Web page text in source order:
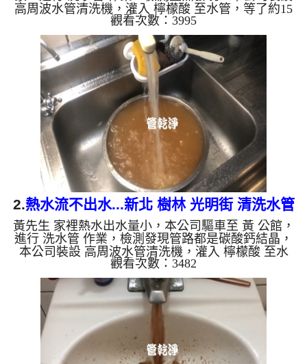
高周波水管清洗機，灌入 檸檬酸 至水管，等了約15
分，開啟 水管清洗機 ，啟動 螺旋波 模式，一洗就出
泡沫奶茶，二個多小時後，出水乾淨出水量恢復了。
如是自來水，如水管老化，會產生鐵鏽跟泥沙堆積，
洗出來的水就會是咖啡色，地下水含有氧化錳，管壁
上會結成黑色管垢，洗出來的水會跟石油一樣黑，有
些洗出綠色的水，是因為裡面有銅的物質，生鏽產生
銅綠，如是藍色的水，是因為水龍頭合金的養化造
成，有些水管洗出像...
觀看次數：3995
2.熱水流不出水...新北 樹林 光明街 清洗水管
黃先生 家裡熱水出水量小，本公司驅車至 黃 公館，
進行 洗水管 作業，檢測發現管路都是碳酸鈣結晶，
本公司裝設 高周波水管清洗機，灌入 檸檬酸 至水
管，等了約15分，開啟 水管清洗機 ，啟動 螺旋波 模
式，一洗就出黃色髒水，越洗就越髒，二個多小時
後，出水變乾淨出水量也恢復了。 如是自來水，如
水管老化，會產生鐵鏽跟泥沙堆積，洗出來的水就會
是咖啡色，地下水含有氧化錳，管壁上會結成黑色管
垢，洗出來的水會跟石油一樣黑，有些洗出綠色的
水，是因為裡面有銅的物質，生鏽產生銅綠，如是藍
色的水，是因為水龍頭合...
觀看次數：3482